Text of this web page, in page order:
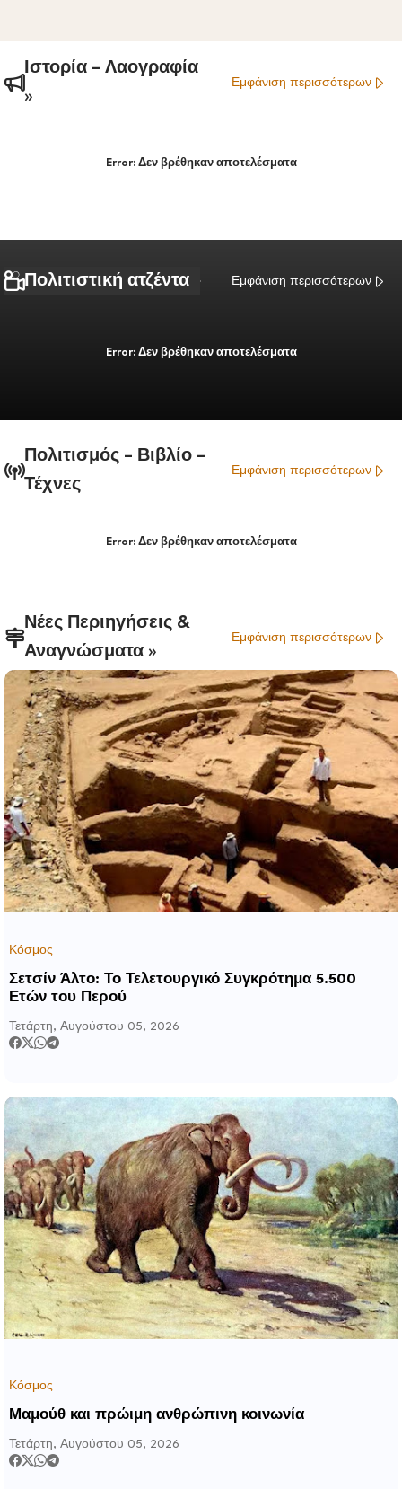
Ιστορία – Λαογραφία
»
Εμφάνιση περισσότερων
Error:Δεν βρέθηκαν αποτελέσματα
Πολιτιστική ατζέντα Εμφάνιση περισσότερων
Error:Δεν βρέθηκαν αποτελέσματα
Πολιτισμός – Βιβλίο –
Τέχνες
Εμφάνιση περισσότερων
Error:Δεν βρέθηκαν αποτελέσματα
Νέες Περιηγήσεις &
Αναγνώσματα »
Εμφάνιση περισσότερων
Κόσμος
Σετσίν Άλτο: Το Τελετουργικό Συγκρότημα 5.500
Ετών του Περού
Τετάρτη, Αυγούστου 05, 2026
Κόσμος
Μαμούθ και πρώιμη ανθρώπινη κοινωνία
Τετάρτη, Αυγούστου 05, 2026